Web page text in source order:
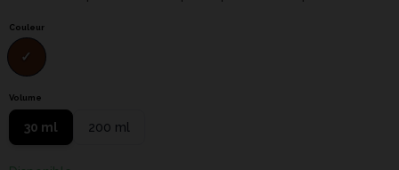
Couleur
Volume
30 ml 200 ml